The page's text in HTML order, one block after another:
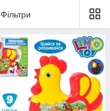
Фільтри